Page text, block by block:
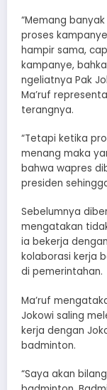
“Memang
proses
hampir sama,
kampanye,
ngeliatnya Pak
Ma’ruf
terangnya.
“Tetapi ketika
menang maka
bahwa wapres
presiden
Sebelumnya
mengatakan
ia bekerja
kolaborasi kerja
di pemerintahan.
Ma’ruf
Jokowi saling
kerja dengan
badminton.
“Saya akan